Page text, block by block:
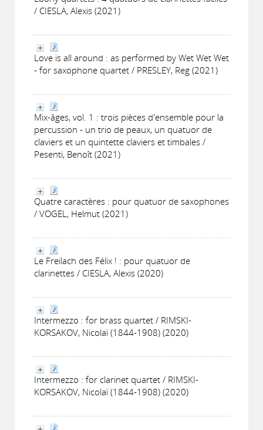
/ CIESLA, Alexis (2021)
Love is all around : as performed by Wet Wet Wet
- for saxophone quartet / PRESLEY, Reg (2021)
Mix-âges, vol. 1 : trois pièces d'ensemble pour la
percussion - un trio de peaux, un quatuor de
claviers et un quintette claviers et timbales /
Pesenti, Benoît (2021)
Quatre caractères : pour quatuor de saxophones
/ VOGEL, Helmut (2021)
Le Freilach des Félix ! : pour quatuor de
clarinettes / CIESLA, Alexis (2020)
Intermezzo : for brass quartet / RIMSKI-
KORSAKOV, Nicolaï (1844-1908) (2020)
Intermezzo : for clarinet quartet / RIMSKI-
KORSAKOV, Nicolaï (1844-1908) (2020)